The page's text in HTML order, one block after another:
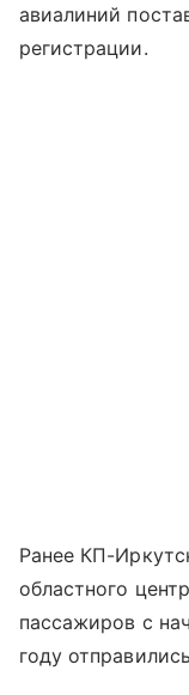
авиалиний
регистрации.
Ранее КП-
областного
пассажиров с
году